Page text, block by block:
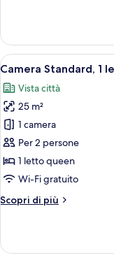
Standard
Apri
tutte
le
foto
per
Camera
Standard,
1
queen,
9
Camera Standard, 1
Vista città
25 m²
1 camera
Per 2 persone
1 letto queen
Wi-Fi gratuito
Scopri di più
Altri
Standard,